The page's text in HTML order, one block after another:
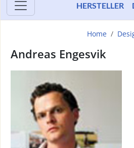
HERSTELLER
Home
Andreas Engesvik